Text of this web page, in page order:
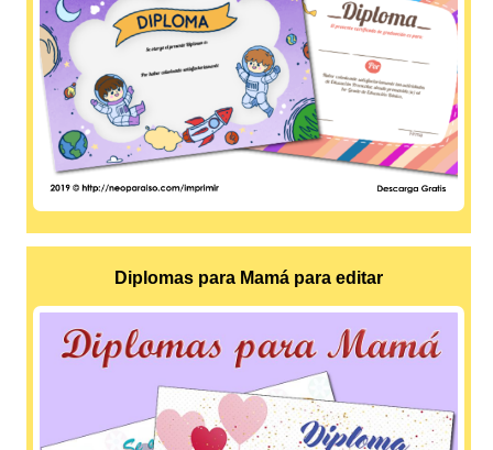
Diplomas para Mamá para editar